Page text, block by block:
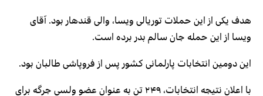
هدف یکی از این حملات توریالی ویسا، والی قندهار بود. آقای
ویسا از این حمله جان سالم بدر برده است.
اين دومین انتخابات پارلمانی كشور پس از فروپاشی طالبان بود.
با اعلان نتيجه انتخابات، ۲۴۹ تن به عنوان عضو ولسي جرگه برای